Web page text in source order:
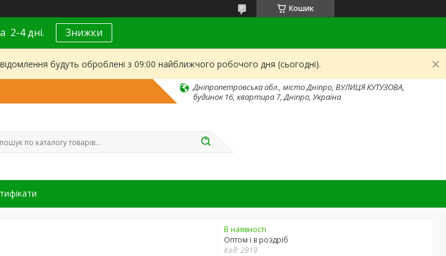
Кошик
2-4 дні. Знижки
будуть оброблені з 09:00 найближчого робочого дня (сьогодні).
Дніпропетровська обл., місто Дніпро, ВУЛИЦЯ КУТУЗОВА,
будинок 16, квартира 7, Дніпро, Україна
В наявності
Оптом і в роздріб
Код:2919